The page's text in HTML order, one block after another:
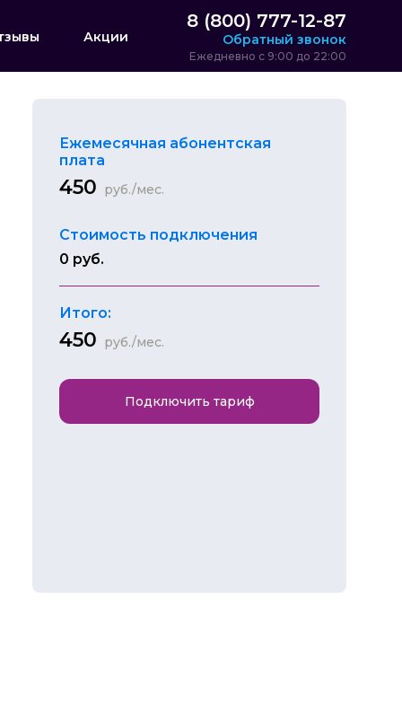
Акции
8 (800) 777-12-87
Обратный звонок
Ежедневно с 9:00 до 22:00
Ежемесячная абонентская
плата
450 руб./мес.
Стоимость подключения
0 руб.
Итого:
450 руб./мес.
Подключить тариф